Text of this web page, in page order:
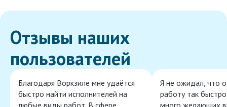
Отзывы наших
пользователей
Благодаря Воркзиле мне удаётся
быстро найти исполнителей на
Я не ожидал, что
работу так